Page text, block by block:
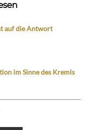
auf die Antwort
im Sinne des Kremls